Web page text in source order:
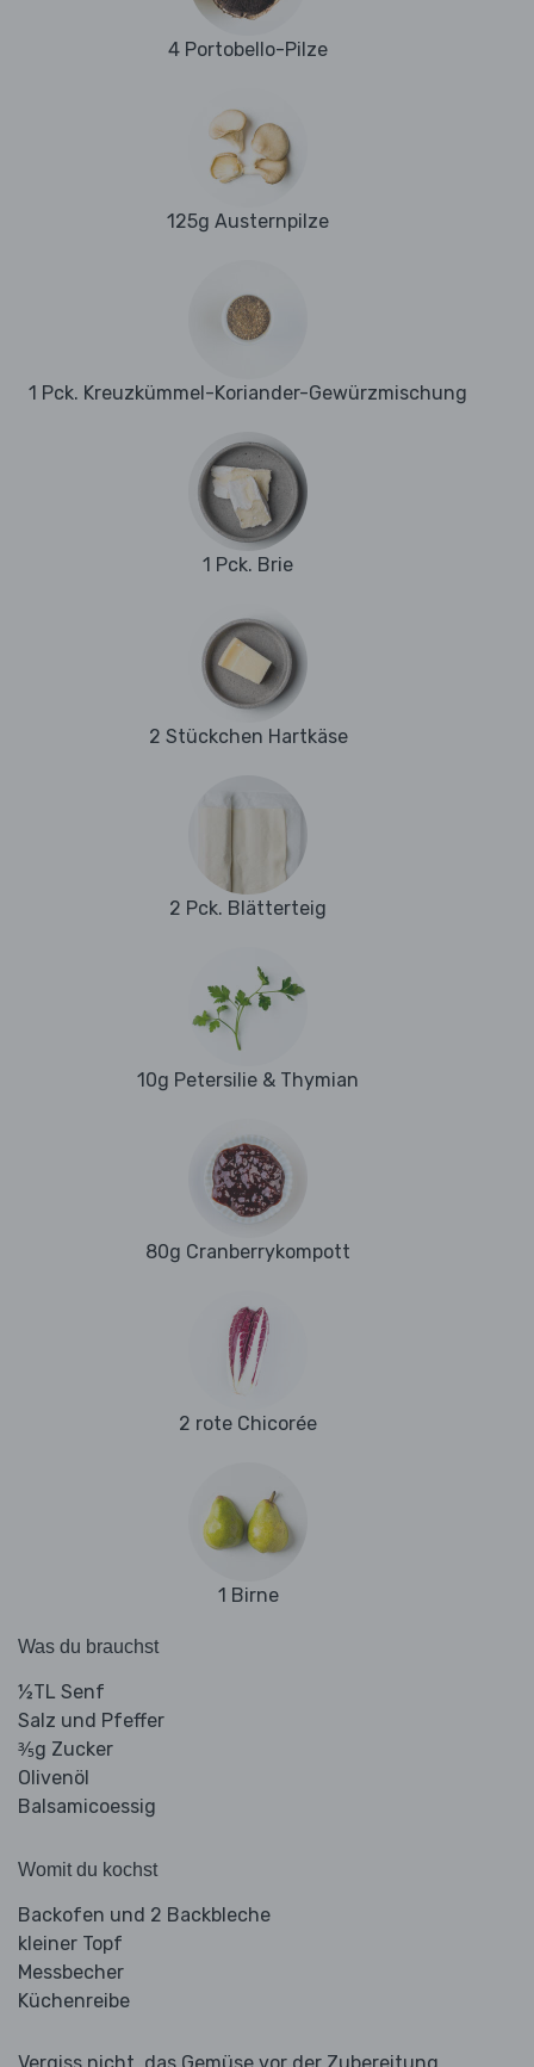
4 Portobello-Pilze
125g Austernpilze
1 Pck. Kreuzkümmel-Koriander-Gewürzmischung
1 Pck. Brie
2 Stückchen Hartkäse
2 Pck. Blätterteig
10g Petersilie & Thymian
80g Cranberrykompott
2 rote Chicorée
1 Birne
Was du brauchst
½TL Senf
Salz und Pfeffer
⅗g Zucker
Olivenöl
Balsamicoessig
Womit du kochst
Backofen und 2 Backbleche
kleiner Topf
Messbecher
Küchenreibe